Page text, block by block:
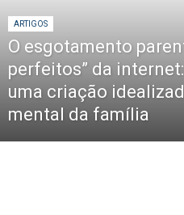
ARTIGOS
O esgotamento
perfeitos” da
uma criação
mental da família